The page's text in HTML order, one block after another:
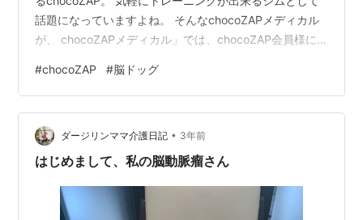
話題になっていますよね。 そんなchocoZAPメディカル
が、 chocoZAPメディカル」では、chocoZAP会員様に
部CT検査等を、chocoZAP利用料金である月額3,278円
(税込)から追加料金なしでご利用いただけるサービスを開
始いたします。検査は最短15分程度で完了します。結果
は後日電子データのレポートで受け取りいただけるた
め、再来院も不要です。「chocoZAPメディ…
#chocoZAP #脳ドッグ
ダージリンママ介護日記 • 3年前
はじめまして、私の脳動脈瘤さん